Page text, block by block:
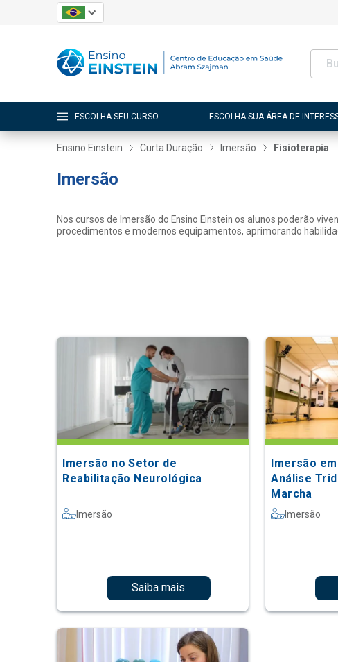
ESCOLHA SEU CURSO ESCOLHA SUA ÁREA DE
Ensino Einstein Curta Duração Imersão Fisioterapia
Imersão
Nos cursos de Imersão do Ensino Einstein os alunos poderão
procedimentos e modernos equipamentos, aprimorando
Imersão no Setor de
Reabilitação Neurológica
Imersão
Saiba mais
Imersão
Análise
Marcha
Imersão